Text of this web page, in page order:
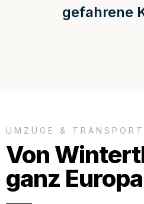
gefahrene
UMZÜGE &
Von
ganz Europa